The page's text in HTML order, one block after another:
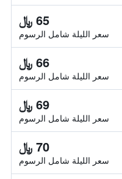
65 ﷼
سعر الليلة شامل الرسوم
66 ﷼
سعر الليلة شامل الرسوم
69 ﷼
سعر الليلة شامل الرسوم
70 ﷼
سعر الليلة شامل الرسوم